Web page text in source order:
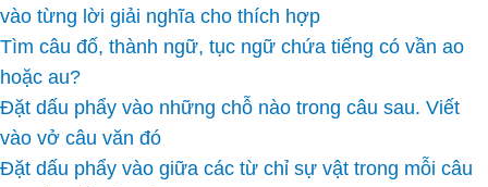
vào từng lời giải nghĩa cho thích hợp
Tìm câu đố, thành ngữ, tục ngữ chứa tiếng có vần ao
hoặc au?
Đặt dấu phẩy vào những chỗ nào trong câu sau. Viết
vào vở câu văn đó
Đặt dấu phẩy vào giữa các từ chỉ sự vật trong mỗi câu